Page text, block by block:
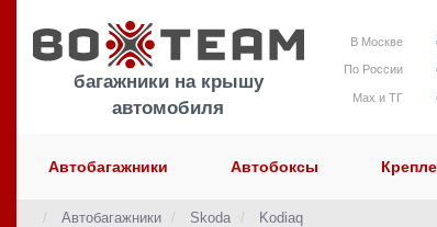
багажники на крышу
автомобиля
В Москве
По России
Max и ТГ
Автобагажники Автобоксы
Автобагажники Skoda Kodiaq